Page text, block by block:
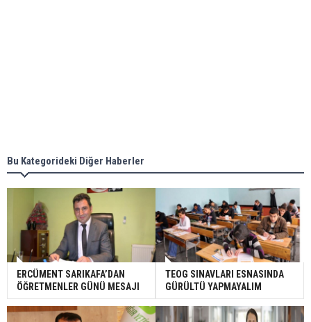
Bu Kategorideki Diğer Haberler
ERCÜMENT SARIKAFA’DAN
ÖĞRETMENLER GÜNÜ MESAJI
TEOG SINAVLARI ESNASINDA
GÜRÜLTÜ YAPMAYALIM